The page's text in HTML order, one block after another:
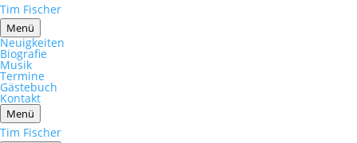
Tim Fischer
Menü
Neuigkeiten
Biografie
Musik
Termine
Gästebuch
Kontakt
Menü
Tim Fischer